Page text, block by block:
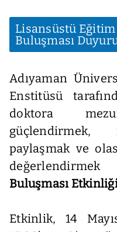
Lisansüstü
Buluşması
Adıyaman
Enstitüsü
doktora
güçlendirmek,
paylaşmak ve
Buluşması
Etkinlik, 14